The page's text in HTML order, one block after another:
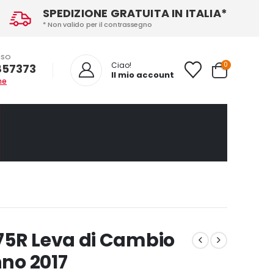
SPEDIZIONE GRATUITA IN ITALIA*
* Non valido per il contrassegno
Ciao!
Il mio account
0
Leva di Cambio
2017